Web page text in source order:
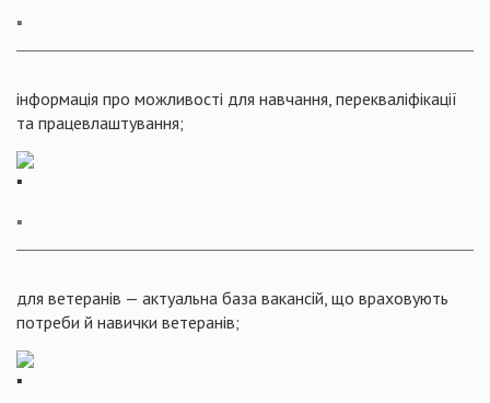
▪️
інформація про можливості для навчання, перекваліфікації
та працевлаштування;
▪️
для ветеранів — актуальна база вакансій, що враховують
потреби й навички ветеранів;